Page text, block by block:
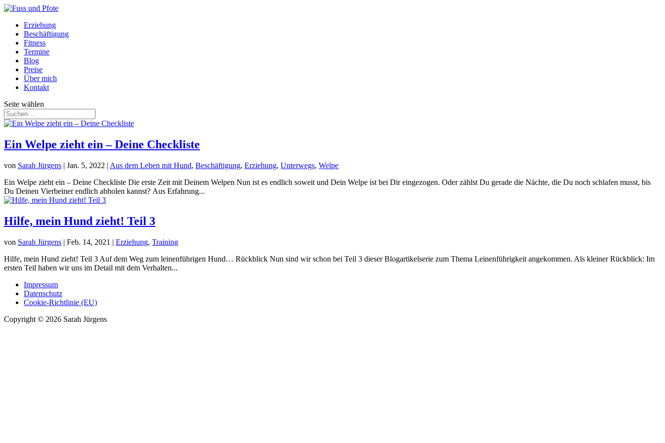
Erziehung
Beschäftigung
Fitness
Termine
Blog
Preise
Über mich
Kontakt
Seite wählen
Ein Welpe zieht ein – Deine Checkliste
von Sarah Jürgens | Jan. 5, 2022 | Aus dem Leben mit Hund, Beschäftigung, Erziehung, Unterwegs, Welpe
Ein Welpe zieht ein – Deine Checkliste Die erste Zeit mit Deinem Welpen Nun ist es endlich soweit und Dein Welpe ist bei Dir eingezogen. Oder zählst Du gerade die Nächte, die Du noch schlafen musst, bis
Du Deinen Vierbeiner endlich abholen kannst? Aus Erfahrung...
Hilfe, mein Hund zieht! Teil 3
von Sarah Jürgens | Feb. 14, 2021 | Erziehung, Training
Hilfe, mein Hund zieht! Teil 3 Auf dem Weg zum leinenführigen Hund… Rückblick Nun sind wir schon bei Teil 3 dieser Blogartikelserie zum Thema Leinenführigkeit angekommen. Als kleiner Rückblick: Im
ersten Teil haben wir uns im Detail mit dem Verhalten...
Impressum
Datenschutz
Cookie-Richtlinie (EU)
Copyright © 2026 Sarah Jürgens